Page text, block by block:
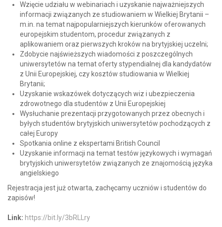
Wzięcie udziału w webinariach i uzyskanie najważniejszych
informacji związanych ze studiowaniem w Wielkiej Brytanii –
m.in. na temat najpopularniejszych kierunków oferowanych
europejskim studentom, procedur związanych z
aplikowaniem oraz pierwszych kroków na brytyjskiej uczelni;
Zdobycie najświeższych wiadomości z poszczególnych
uniwersytetów na temat oferty stypendialnej dla kandydatów
z Unii Europejskiej, czy kosztów studiowania w Wielkiej
Brytanii;
Uzyskanie wskazówek dotyczących wiz i ubezpieczenia
zdrowotnego dla studentów z Unii Europejskiej
Wysłuchanie prezentacji przygotowanych przez obecnych i
byłych studentów brytyjskich uniwersytetów pochodzących z
całej Europy
Spotkania online z ekspertami British Council
Uzyskanie informacji na temat testów językowych i wymagań
brytyjskich uniwersytetów związanych ze znajomością języka
angielskiego
Rejestracja jest już otwarta, zachęcamy uczniów i studentów do
zapisów!
Link: https://bit.ly/3bRLLry